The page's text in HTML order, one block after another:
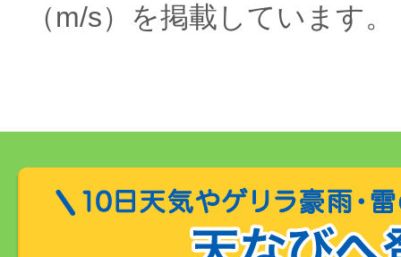
（m/s）を掲載しています。